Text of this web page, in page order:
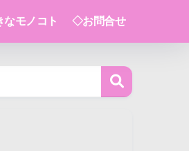
モノコト ◇お問合せ